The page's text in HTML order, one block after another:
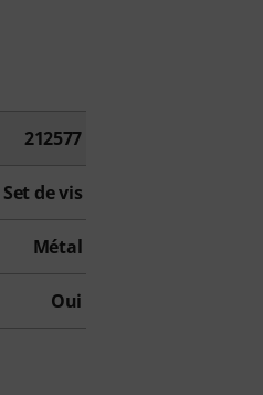
212577
Set de vis
Métal
Oui